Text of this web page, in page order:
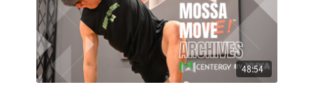
48:54